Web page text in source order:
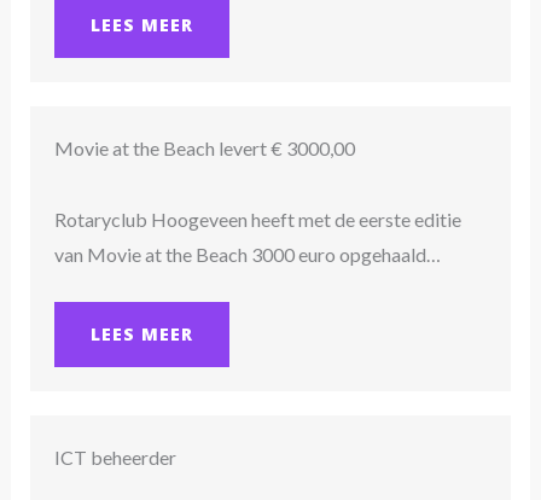
LEES MEER
Movie at the Beach levert € 3000,00
Rotaryclub Hoogeveen heeft met de eerste editie
van Movie at the Beach 3000 euro opgehaald…
LEES MEER
ICT beheerder